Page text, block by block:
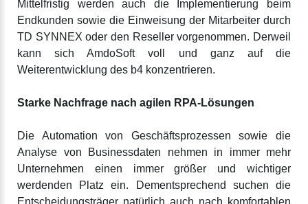
Mittelfristig werden auch die Implementierung beim
Endkunden sowie die Einweisung der Mitarbeiter durch
TD SYNNEX oder den Reseller vorgenommen. Derweil
kann sich AmdoSoft voll und ganz auf die
Weiterentwicklung des b4 konzentrieren.
Starke Nachfrage nach agilen RPA-Lösungen
Die Automation von Geschäftsprozessen sowie die
Analyse von Businessdaten nehmen in immer mehr
Unternehmen einen immer größer und wichtiger
werdenden Platz ein. Dementsprechend suchen die
Entscheidungsträger natürlich auch nach komfortablen